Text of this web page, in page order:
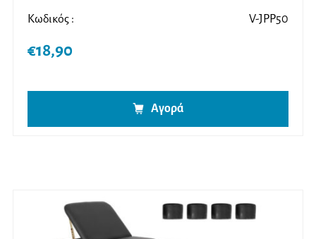
Κωδικός : V-JPP50
€18,90
Αγορά